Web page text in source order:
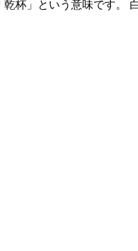
杯」という意味です